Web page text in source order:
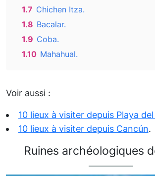
1.7 Chichen Itza.
1.8 Bacalar.
1.9 Coba.
1.10 Mahahual.
Voir aussi :
10 lieux à visiter depuis Playa
10 lieux à visiter depuis Cancún.
Ruines archéologiques